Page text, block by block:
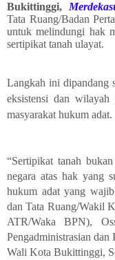
Bukittinggi,
Tata Ruang/Badan
untuk melindungi hak
sertipikat tanah ulayat.
Langkah ini dipandang
eksistensi dan wilayah
masyarakat hukum adat.
“Sertipikat tanah
negara atas hak yang
hukum adat yang
dan Tata Ruang/Wakil
ATR/Waka BPN),
Pengadministrasian
Wali Kota Bukittinggi,